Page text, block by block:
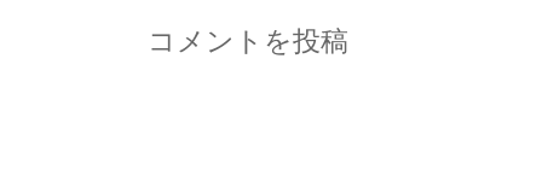
コメントを投稿